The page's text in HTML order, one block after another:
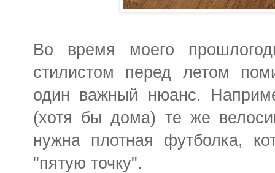
Во время моего
стилистом перед летом
один важный нюанс.
(хотя бы дома) те же
нужна плотная футболка,
"пятую точку".